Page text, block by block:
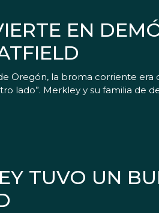
EN
Oregón, la broma corriente
lado”. Merkley y su familia de
TUVO UN